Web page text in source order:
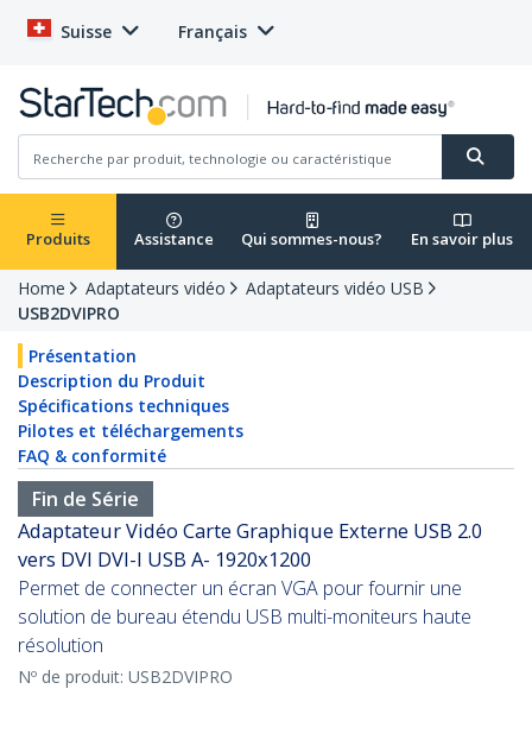
Suisse Français
Produits Assistance Qui sommes-nous? En savoir plus
Home Adaptateurs vidéo
Adaptateurs vidéo USB
USB2DVIPRO
Présentation
Description du Produit
Spécifications techniques
Pilotes et téléchargements
FAQ & conformité
Fin de Série
Adaptateur Vidéo Carte Graphique Externe USB 2.0
vers DVI DVI-I USB A- 1920x1200
Permet de connecter un écran VGA pour fournir une
solution de bureau étendu USB multi-moniteurs haute
résolution
Nº de produit: USB2DVIPRO